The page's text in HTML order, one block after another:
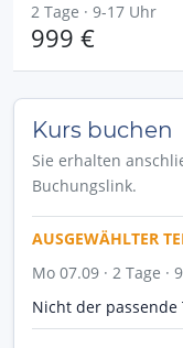
2 Tage · 9-17 Uhr
999 €
Kurs buchen
Sie erhalten
Buchungslink.
AUSGEWÄHLTER
Mo 07.09 · 2 Tage ·
Nicht der passende